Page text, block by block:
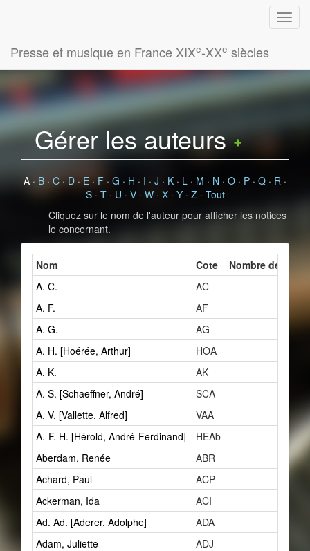
Presse et musique en France XIXe-XXe siècles
Gérer les auteurs
A · B · C · D · E · F · G · H · I · J · K · L · M · N · O · P · Q · R ·
S· T· U · V· W· X· Y· Z· Tout
Cliquez sur le nom de l'auteur pour afficher les notices
le concernant.
Nom Cote
Nombre de
A. C.
AC
A. F.
AF
A. G.
AG
A. H. [Hoérée, Arthur]
HOA
A. K.
AK
A. S. [Schaeffner, André]
SCA
A. V. [Vallette, Alfred]
VAA
A.-F. H. [Hérold, André-Ferdinand]
HEAb
Aberdam, Renée
ABR
Achard, Paul
ACP
Ackerman, Ida
ACI
Ad. Ad. [Aderer, Adolphe]
ADA
Adam, Juliette
ADJ